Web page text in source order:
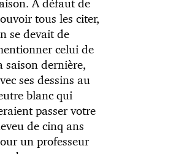
À défaut de
tous les citer,
se devait de
celui de
saison dernière,
ses dessins au
blanc qui
passer votre
de cinq ans
un professeur